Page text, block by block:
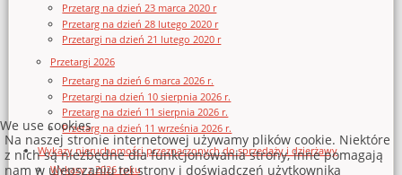
Przetarg na dzień 23 marca 2020 r
Przetarg na dzień 28 lutego 2020 r
Przetargi na dzień 21 lutego 2020 r
Przetargi 2026
Przetarg na dzień 6 marca 2026 r.
Przetargi na dzień 10 sierpnia 2026 r.
Przetarg na dzień 11 sierpnia 2026 r.
Przetarg na dzień 11 września 2026 r.
Wykazy nieruchomości przeznaczonych do sprzedaży i dzierżawy
Wykazy z 2026 roku
We use cookies
Na naszej stronie internetowej używamy plików cookie. Niektóre
z nich są niezbędne dla funkcjonowania strony, inne pomagają
nam w ulepszaniu tej strony i doświadczeń użytkownika